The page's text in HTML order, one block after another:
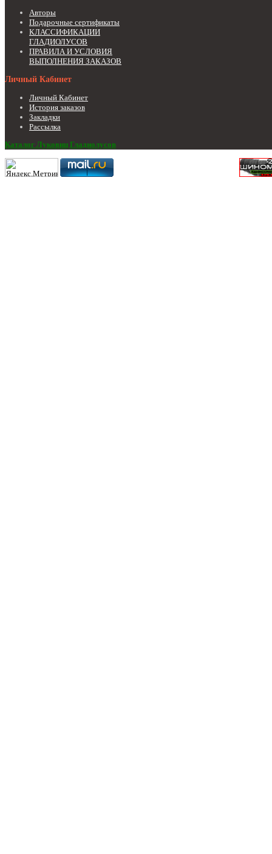
Авторы
Подарочные сертификаты
КЛАССИФИКАЦИИ
ГЛАДИОЛУСОВ
ПРАВИЛА И УСЛОВИЯ
ВЫПОЛНЕНИЯ ЗАКАЗОВ
Личный Кабинет
Личный Кабинет
История заказов
Закладки
Рассылка
Каталог Луковиц Гладиолусов